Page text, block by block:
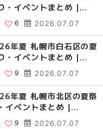
・イベントまとめ |
HOKKAIDO
2026.07.07
6
年夏 札幌市白石区の夏
・イベントまとめ |
HOKKAIDO
2026.07.07
9
年夏 札幌市北区の夏祭
イベントまとめ |
HOKKAIDO
2026.07.07
9
祭り・イベント
9
2026年夏 札幌
り・イベントま
13
2026年夏 札幌
祭り・イベント
9
り・イベントま
9
2026年夏 札幌
祭り・イベント
9
2026年夏 札幌
り・イベントま
13